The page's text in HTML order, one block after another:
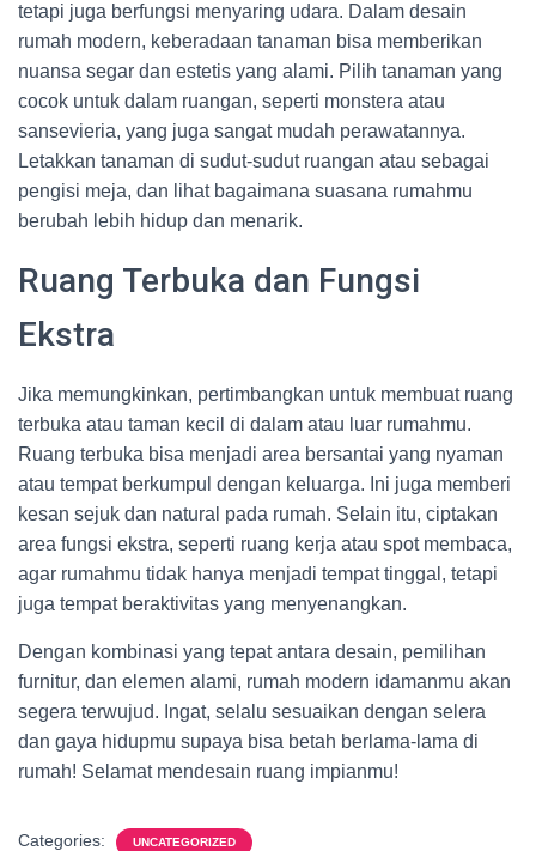
tetapi juga berfungsi menyaring udara. Dalam desain
rumah modern, keberadaan tanaman bisa memberikan
nuansa segar dan estetis yang alami. Pilih tanaman yang
cocok untuk dalam ruangan, seperti monstera atau
sansevieria, yang juga sangat mudah perawatannya.
Letakkan tanaman di sudut-sudut ruangan atau sebagai
pengisi meja, dan lihat bagaimana suasana rumahmu
berubah lebih hidup dan menarik.
Ruang Terbuka dan Fungsi
Ekstra
Jika memungkinkan, pertimbangkan untuk membuat ruang
terbuka atau taman kecil di dalam atau luar rumahmu.
Ruang terbuka bisa menjadi area bersantai yang nyaman
atau tempat berkumpul dengan keluarga. Ini juga memberi
kesan sejuk dan natural pada rumah. Selain itu, ciptakan
area fungsi ekstra, seperti ruang kerja atau spot membaca,
agar rumahmu tidak hanya menjadi tempat tinggal, tetapi
juga tempat beraktivitas yang menyenangkan.
Dengan kombinasi yang tepat antara desain, pemilihan
furnitur, dan elemen alami, rumah modern idamanmu akan
segera terwujud. Ingat, selalu sesuaikan dengan selera
dan gaya hidupmu supaya bisa betah berlama-lama di
rumah! Selamat mendesain ruang impianmu!
Categories: UNCATEGORIZED